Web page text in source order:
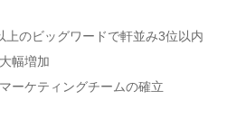
上のビッグワードで軒並み3位以内
幅増加
ーケティングチームの確立